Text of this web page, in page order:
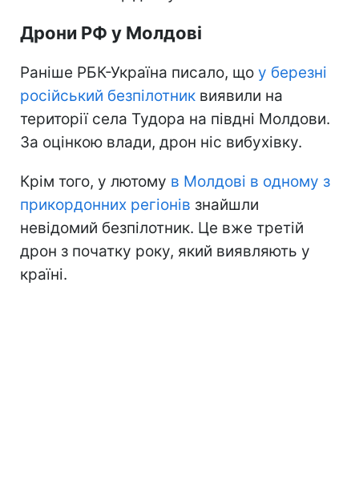
Дрони РФ у Молдові
Раніше РБК-Україна писало, що у березні
російський безпілотник виявили на
території села Тудора на півдні Молдови.
За оцінкою влади, дрон ніс вибухівку.
Крім того, у лютому в Молдові в одному з
прикордонних регіонів знайшли
невідомий безпілотник. Це вже третій
дрон з початку року, який виявляють у
країні.